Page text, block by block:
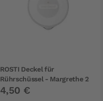
ROSTI Deckel für
Rührschüssel - Margrethe 2
Liter
4,50 €